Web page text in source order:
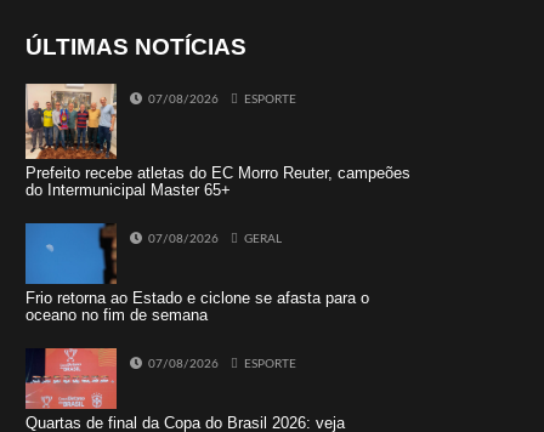
ÚLTIMAS NOTÍCIAS
07/08/2026 ESPORTE
Prefeito recebe atletas do EC Morro Reuter, campeões
do Intermunicipal Master 65+
07/08/2026 GERAL
Frio retorna ao Estado e ciclone se afasta para o
oceano no fim de semana
07/08/2026 ESPORTE
Quartas de final da Copa do Brasil 2026: veja